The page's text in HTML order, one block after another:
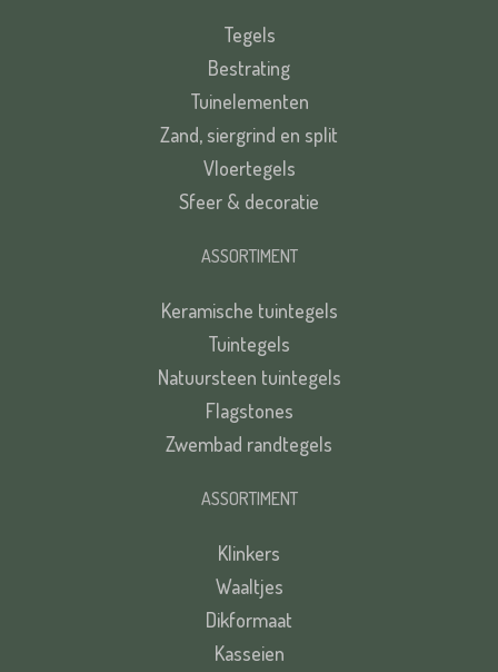
Tegels
Bestrating
Tuinelementen
Zand, siergrind en split
Vloertegels
Sfeer & decoratie
ASSORTIMENT
Keramische tuintegels
Tuintegels
Natuursteen tuintegels
Flagstones
Zwembad randtegels
ASSORTIMENT
Klinkers
Waaltjes
Dikformaat
Kasseien